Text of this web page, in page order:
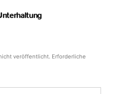
veröffentlicht. Erforderliche